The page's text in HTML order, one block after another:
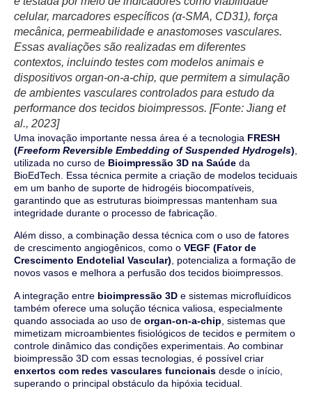
celular, marcadores específicos (α-SMA, CD31), força
mecânica, permeabilidade e anastomoses vasculares.
Essas avaliações são realizadas em diferentes
contextos, incluindo testes com modelos animais e
dispositivos organ-on-a-chip, que permitem a simulação
de ambientes vasculares controlados para estudo da
performance dos tecidos bioimpressos. [Fonte: Jiang et
al., 2023]
Uma inovação importante nessa área é a tecnologia FRESH
(Freeform Reversible Embedding of Suspended Hydrogels)
utilizada no curso de Bioimpressão 3D na Saúde da
BioEdTech. Essa técnica permite a criação de modelos teciduais
em um banho de suporte de hidrogéis biocompatíveis,
garantindo que as estruturas bioimpressas mantenham sua
integridade durante o processo de fabricação.
Além disso, a combinação dessa técnica com o uso de fatores
de crescimento angiogênicos, como o VEGF (Fator de
Crescimento Endotelial Vascular), potencializa a formação de
novos vasos e melhora a perfusão dos tecidos bioimpressos.
A integração entre bioimpressão 3D e sistemas microfluídicos
também oferece uma solução técnica valiosa, especialmente
quando associada ao uso de organ-on-a-chip , sistemas que
mimetizam microambientes fisiológicos de tecidos e permitem o
controle dinâmico das condições experimentais. Ao combinar
bioimpressão 3D com essas tecnologias, é possível criar
enxertos com redes vasculares funcionais desde o início,
superando o principal obstáculo da hipóxia tecidual.